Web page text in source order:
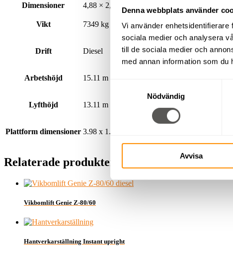
Denna webbplats använder
Vi använder
sociala medier och analysera
till de sociala medier och
med annan information som
Nödvändig
Avvisa
Dimensioner
4,88 × 2,30 × 2,90 m
Vikt 7349 kg
Drift Diesel
Arbetshöjd 15.11 m
Lyfthöjd 13.11 m
Plattform dimensioner 3.98 x 1.83 m
Relaterade produkter
Vikbomlift Genie Z-80/60
Hantverkarställning Instant upright